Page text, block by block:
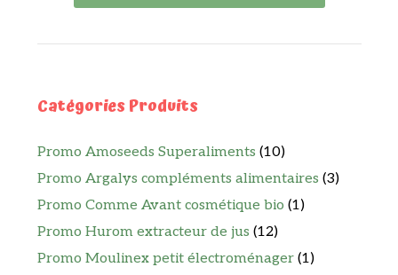
Catégories Produits
Promo Amoseeds Superaliments (10)
Promo Argalys compléments alimentaires (3)
Promo Comme Avant cosmétique bio (1)
Promo Hurom extracteur de jus (12)
Promo Moulinex petit électroménager (1)